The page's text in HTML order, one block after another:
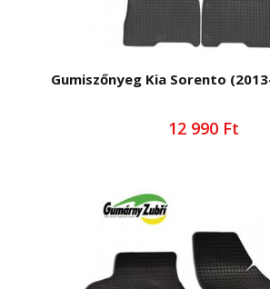
Gumiszőnyeg Kia Sorento
12 990 Ft